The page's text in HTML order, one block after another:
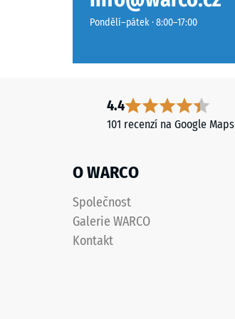
klidně
přirozeně
moderním
venkovním
plochám
i
technicky
Pondělí–pátek · 8:00–17:00
4.4
101 recenzí na Google Maps
O WARCO
Společnost
Galerie WARCO
Kontakt